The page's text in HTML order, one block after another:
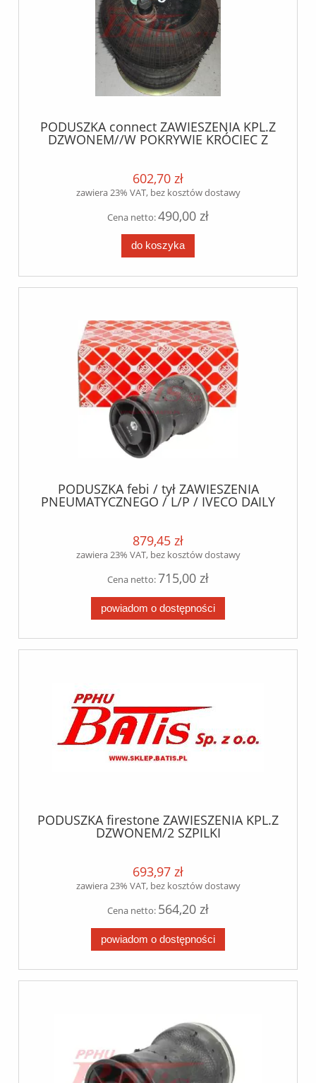
PODUSZKA connect ZAWIESZENIA KPL.Z
DZWONEM//W POKRYWIE KRÓCIEC Z
602,70 zł
zawiera 23% VAT, bez kosztów dostawy
Cena netto:490,00 zł
do koszyka
PODUSZKA febi / tył ZAWIESZENIA
PNEUMATYCZNEGO / L/P / IVECO DAILY
879,45 zł
zawiera 23% VAT, bez kosztów dostawy
Cena netto:715,00 zł
powiadom o dostępności
PODUSZKA firestone ZAWIESZENIA KPL.Z
DZWONEM/2 SZPILKI
693,97 zł
zawiera 23% VAT, bez kosztów dostawy
Cena netto: 564,20 zł
powiadom o dostępności